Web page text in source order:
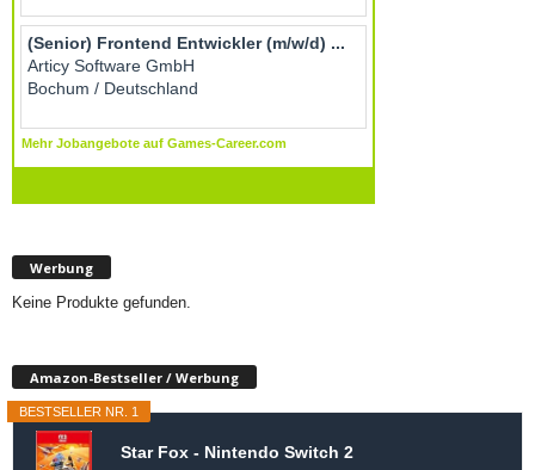
Werbung
Keine Produkte gefunden.
Amazon-Bestseller / Werbung
BESTSELLER NR. 1
Star Fox - Nintendo Switch 2